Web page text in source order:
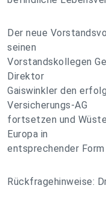
Der neue
seinen
Vorstandskollegen
Direktor
Gaiswinkler den
Versicherungs-AG
fortsetzen und
Europa in
entsprechender
Rückfragehinweise: